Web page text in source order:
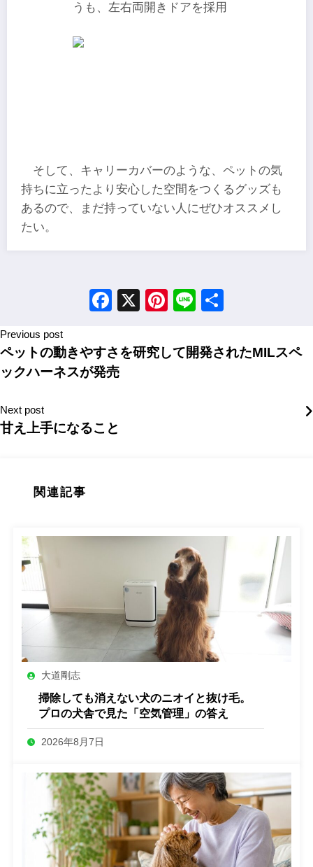
うも、左右両開きドアを採用
そして、キャリーカバーのような、ペットの気
持ちに立ったより安心した空間をつくるグッズも
あるので、まだ持っていない人にぜひオススメし
たい。
Facebook
X Pinterest
Line
Previous post
ペットの動きやすさを研究して開発されたMILスペ
ックハーネスが発売
Next post
甘え上手になること
関連記事
大道剛志
掃除しても消えない犬のニオイと抜け毛。
プロの犬舎で見た「空気管理」の答え
2026年8月7日